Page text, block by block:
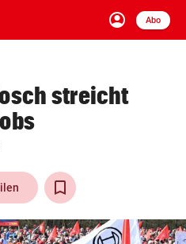
account_circle
Anmelden
Abo
close Schließen
arrow_right
streicht